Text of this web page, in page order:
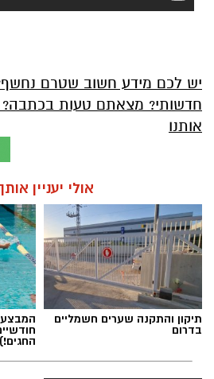
יש לכם מידע חשוב שטרם
חדשותי? מצאתם טעות
אותנו
אולי יעניין
תיקון והתקנה שערים חשמליים
בדרום